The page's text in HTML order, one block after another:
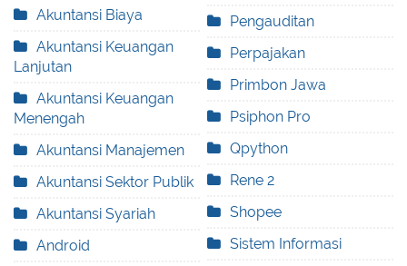
Akuntansi Biaya
Akuntansi Keuangan
Lanjutan
Akuntansi Keuangan
Menengah
Akuntansi Manajemen
Akuntansi Sektor Publik
Akuntansi Syariah
Android
Pengauditan
Perpajakan
Primbon Jawa
Psiphon Pro
Qpython
Rene 2
Shopee
Sistem Informasi